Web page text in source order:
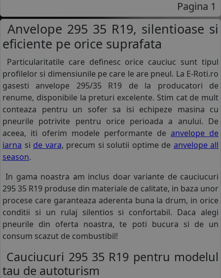
Pagina 1
Anvelope 295 35 R19, silentioase si
eficiente pe orice suprafata
Particularitatile care definesc orice cauciuc sunt tipul
profilelor si dimensiunile pe care le are pneul. La E-Roti.ro
gasesti anvelope 295/35 R19 de la producatori de
renume, disponibile la preturi excelente. Stim cat de mult
conteaza pentru un sofer sa isi echipeze masina cu
pneurile potrivite pentru orice perioada a anului. De
aceea, iti oferim modele performante de anvelope de
iarna si de vara, precum si solutii optime de anvelope all
season.
In gama noastra am inclus doar variante de cauciucuri
295 35 R19 produse din materiale de calitate, in baza unor
procese care garanteaza aderenta buna la drum, in orice
conditii si un rulaj silentios si confortabil. Daca alegi
pneurile din oferta noastra, te poti bucura si de un
consum scazut de combustibil!
Cauciucuri 295 35 R19 pentru modelul
tau de autoturism